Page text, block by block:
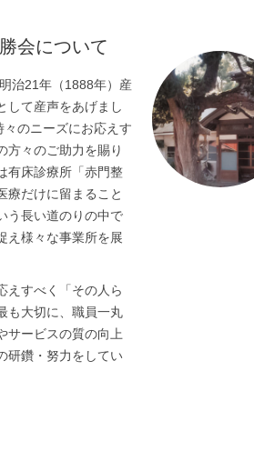
会について
治21年（1888年）産
して産声をあげまし
のニーズにお応えす
方々のご助力を賜り
有床診療所「赤門整
療だけに留まること
う長い道のりの中で
え様々な事業所を展
えすべく「その人ら
も大切に、職員一丸
サービスの質の向上
研鑽・努力をしてい